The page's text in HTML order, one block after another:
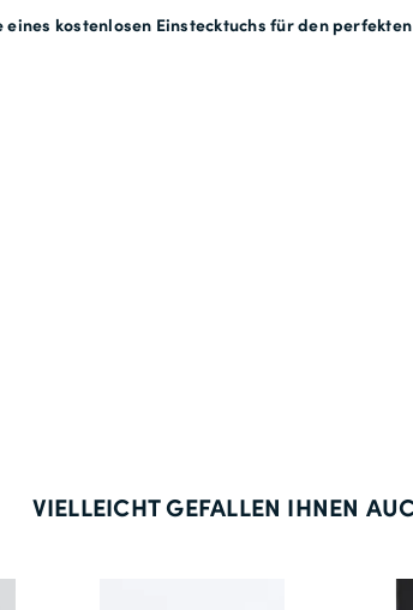
eines kostenlosen Einstecktuchs für den
VIELLEICHT GEFALLEN IHNEN